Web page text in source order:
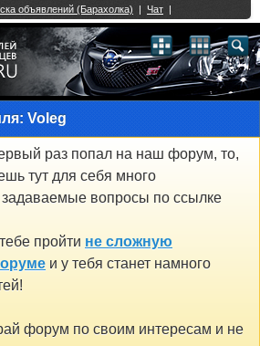
Voleg
раз попал на наш форум, то,
тут для себя много
задаваемые вопросы по ссылке
пройти не сложную
и у тебя станет намного
форум по своим интересам и не
On provided byvBSSO
13 14 15 16 17 18 21 22 23 24 25 26
33 34 35 36 37 38 39 40 41 42 43